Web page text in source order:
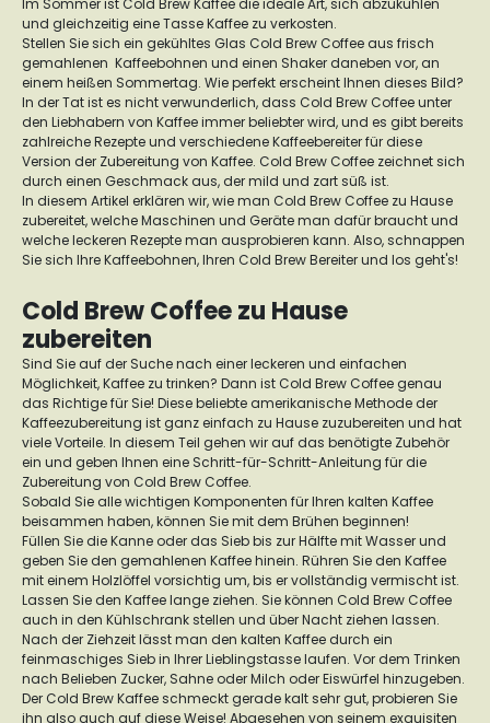
Im Sommer ist Cold Brew Kaffee die ideale Art, sich abzukühlen
und gleichzeitig eine Tasse Kaffee zu verkosten.
Stellen Sie sich ein gekühltes Glas Cold Brew Coffee aus frisch
gemahlenen Kaffeebohnen und einen Shaker daneben vor, an
einem heißen Sommertag. Wie perfekt erscheint Ihnen dieses Bild?
In der Tat ist es nicht verwunderlich, dass Cold Brew Coffee unter
den Liebhabern von Kaffee immer beliebter wird, und es gibt bereits
zahlreiche Rezepte und verschiedene Kaffeebereiter für diese
Version der Zubereitung von Kaffee. Cold Brew Coffee zeichnet sich
durch einen Geschmack aus, der mild und zart süß ist.
In diesem Artikel erklären wir, wie man Cold Brew Coffee zu Hause
zubereitet, welche Maschinen und Geräte man dafür braucht und
welche leckeren Rezepte man ausprobieren kann. Also, schnappen
Sie sich Ihre Kaffeebohnen, Ihren Cold Brew Bereiter und los geht's!
Cold Brew Coffee zu Hause
zubereiten
Sind Sie auf der Suche nach einer leckeren und einfachen
Möglichkeit, Kaffee zu trinken? Dann ist Cold Brew Coffee genau
das Richtige für Sie! Diese beliebte amerikanische Methode der
Kaffeezubereitung ist ganz einfach zu Hause zuzubereiten und hat
viele Vorteile. In diesem Teil gehen wir auf das benötigte Zubehör
ein und geben Ihnen eine Schritt-für-Schritt-Anleitung für die
Zubereitung von Cold Brew Coffee.
Sobald Sie alle wichtigen Komponenten für Ihren kalten Kaffee
beisammen haben, können Sie mit dem Brühen beginnen!
Füllen Sie die Kanne oder das Sieb bis zur Hälfte mit Wasser und
geben Sie den gemahlenen Kaffee hinein. Rühren Sie den Kaffee
mit einem Holzlöffel vorsichtig um, bis er vollständig vermischt ist.
Lassen Sie den Kaffee lange ziehen. Sie können Cold Brew Coffee
auch in den Kühlschrank stellen und über Nacht ziehen lassen.
Nach der Ziehzeit lässt man den kalten Kaffee durch ein
feinmaschiges Sieb in Ihrer Lieblingstasse laufen. Vor dem Trinken
nach Belieben Zucker, Sahne oder Milch oder Eiswürfel hinzugeben.
Der Cold Brew Kaffee schmeckt gerade kalt sehr gut, probieren Sie
ihn also auch auf diese Weise! Abgesehen von seinem exquisiten